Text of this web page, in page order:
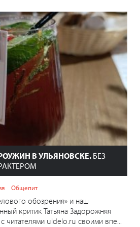
В УЛЬЯНОВСКЕ. БЕЗ
Общепит
обозрения» и наш
критик Татьяна Задорожняя
читателями uldelo.ru своими впе...